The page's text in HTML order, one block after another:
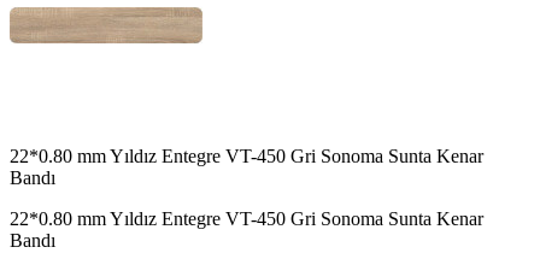
22*0.80 mm Yıldız Entegre VT-450 Gri Sonoma Sunta Kenar
Bandı
22*0.80 mm Yıldız Entegre VT-450 Gri Sonoma Sunta Kenar
Bandı